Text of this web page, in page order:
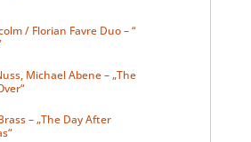
/ Florian Favre Duo – “
Michael Abene – „The
– „The Day After